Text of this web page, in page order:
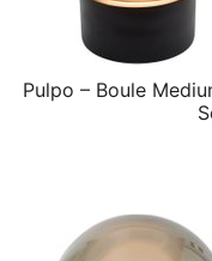
Pulpo – Boule